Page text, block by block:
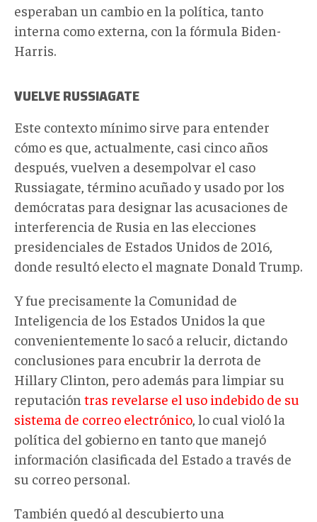
esperaban un cambio en la política, tanto
interna como externa, con la fórmula Biden-
Harris.
VUELVE RUSSIAGATE
Este contexto mínimo sirve para entender
cómo es que, actualmente, casi cinco años
después, vuelven a desempolvar el caso
Russiagate, término acuñado y usado por los
demócratas para designar las acusaciones de
interferencia de Rusia en las elecciones
presidenciales de Estados Unidos de 2016,
donde resultó electo el magnate Donald Trump.
Y fue precisamente la Comunidad de
Inteligencia de los Estados Unidos la que
convenientemente lo sacó a relucir, dictando
conclusiones para encubrir la derrota de
Hillary Clinton, pero además para limpiar su
reputación tras revelarse el uso indebido de su
sistema de correo electrónico , lo cual violó la
política del gobierno en tanto que manejó
información clasificada del Estado a través de
su correo personal.
También quedó al descubierto una